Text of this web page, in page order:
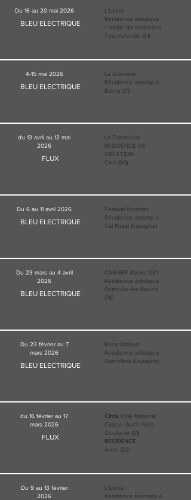
Du 16 au 20 mai 2026
BLEU ELECTRIQUE
L'Usine
Résidence artistique
+ sortie de résidence
Tournefeuille (31)
4-15 mai 2026
BLEU ELECTRIQUE
La Grainerie
Résidence artistique
Balma (31)
du 13 avril au 12 mai
2026
FLUX
La Faïencerie
RESIDENCE DE
CRÉATION
Creil (60)
Du 6 au 11 avril 2026
BLEU ELECTRIQUE
Festival Kontrast
Résidence artistique
Cal Rosal (Espagne)
Du 23 mars au 4 avril
2026
BLEU ELECTRIQUE
CNAREP Atelier 231
Résidence artistique
Sotteville-lès-Rouen
(76)
Du 23 février au 7
mars 2026
BLEU ELECTRIQUE
Roca Umbert
Résidence artistique
Granollers (Espagne)
du 16 février au 17
mars 2026
FLUX
Circa , Pôle National
Cirque, Auch Gers
Occitanie (31)
RESIDENCE
Auch (32)
Du 9 au 13 février
2026
L'Usine
Résidence technique